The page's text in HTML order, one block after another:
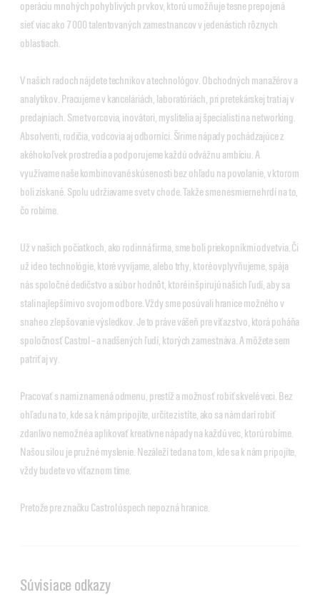
operáciu mnohých pohyblivých prvkov, ktorú umožňuje tesne prepojená
sieť viac ako 7 000 talentovaných zamestnancov v jedenástich rôznych
oblastiach.
V našich radoch nájdete technikov a technológov. Obchodných manažérov a
analytikov. Pracujeme v kanceláriách, laboratóriách, pri pretekárskej trati aj v
predajniach. Sme tvorcovia, inovátori, myslitelia aj špecialisti na networking.
Absolventi, rodičia, vodcovia aj odborníci. Šírime nápady pochádzajúce z
akéhokoľvek prostredia a podporujeme každú odvážnu ambíciu. A
využívame naše kombinované skúsenosti bez ohľadu na povolanie, v ktorom
boli získané. Spolu udržiavame svet v chode. Takže sme nesmierne hrdí na to,
čo robíme.
Už v našich počiatkoch, ako rodinná firma, sme boli priekopníkmi odvetvia. Či
už ide o technológie, ktoré vyvíjame, alebo trhy, ktoré ovplyvňujeme, spája
nás spoločné dedičstvo a súbor hodnôt, ktoré inšpirujú našich ľudí, aby sa
stali najlepšími vo svojom odbore. Vždy sme posúvali hranice možného v
snahe o zlepšovanie výsledkov. Je to práve vášeň pre víťazstvo, ktorá poháňa
spoločnosť Castrol – a nadšených ľudí, ktorých zamestnáva. A môžete sem
patriť aj vy.
Pracovať s nami znamená odmenu, prestíž a možnosť robiť skvelé veci. Bez
ohľadu na to, kde sa k nám pripojíte, určite zistíte, ako sa nám darí robiť
zdanlivo nemožné a aplikovať kreatívne nápady na každú vec, ktorú robíme.
Našou silou je pružné myslenie. Nezáleží teda na tom, kde sa k nám pripojíte,
vždy budete vo víťaznom tíme.
Pretože pre značku Castrol úspech nepozná hranice.
Súvisiace odkazy